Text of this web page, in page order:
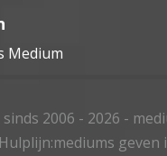
Medium
2006 - 2026 -